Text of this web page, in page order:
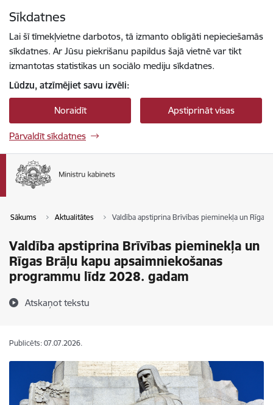
Sīkdatnes
Lai šī tīmekļvietne darbotos, tā izmanto obligāti nepieciešamās
sīkdatnes. Ar Jūsu piekrišanu papildus šajā vietnē var tikt
izmantotas statistikas un sociālo mediju sīkdatnes.
Lūdzu, atzīmējiet savu izvēli:
Noraidīt Apstiprināt visas
Pārvaldīt sīkdatnes
Sākums Aktualitātes Valdība apstiprina Brīvības pieminekļa un
Valdība apstiprina Brīvības pieminekļa un
Rīgas Brāļu kapu apsaimniekošanas
programmu līdz 2028. gadam
Atskaņot tekstu
Publicēts: 07.07.2026.